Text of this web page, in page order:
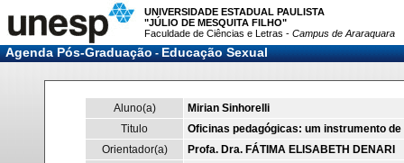
UNIVERSIDADE ESTADUAL PAULISTA
"JÚLIO DE MESQUITA FILHO"
Faculdade de Ciências e Letras - Campus de Araraquara
Agenda Pós-Graduação-Educação Sexual
Aluno(a)
Mirian Sinhorelli
Titulo
Oficinas pedagógicas: um instrumento
Orientador(a)
Profa. Dra. FÁTIMA ELISABETH DENARI